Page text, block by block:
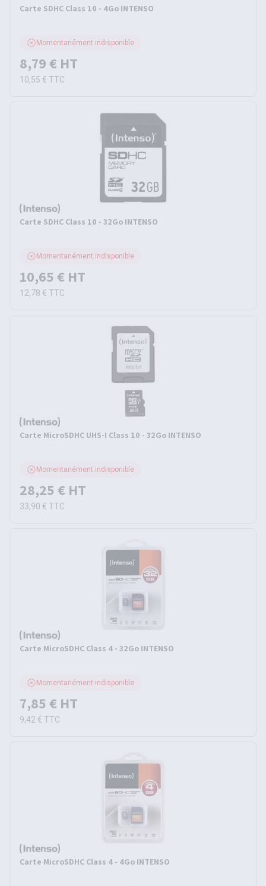
Carte SDHC Class 10 - 4Go INTENSO
Momentanément indisponible
8,79 € HT
10,55 € TTC
Carte SDHC Class 10 - 32Go INTENSO
Momentanément indisponible
10,65 € HT
12,78 € TTC
Carte MicroSDHC UHS-I Class 10 - 32Go INTENSO
Momentanément indisponible
28,25 € HT
33,90 € TTC
Carte MicroSDHC Class 4 - 32Go INTENSO
Momentanément indisponible
7,85 € HT
9,42 € TTC
Carte MicroSDHC Class 4 - 4Go INTENSO